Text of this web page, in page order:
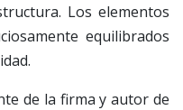
Los elementos
equilibrados
de la firma y autor de